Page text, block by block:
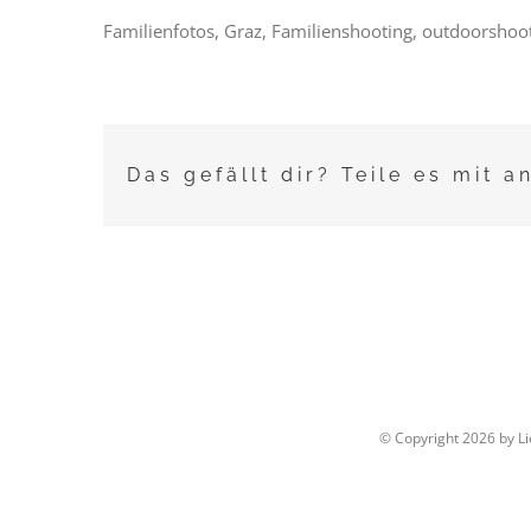
Familienfotos, Graz, Familienshooting,
Das gefällt dir? Teile es mit
© Copyright2026 by